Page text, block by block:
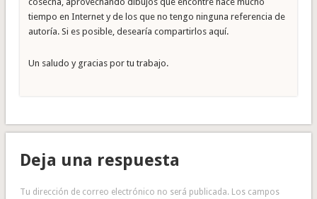
tiempo en Internet y de los que no tengo ninguna referencia de
autoría. Si es posible, desearía compartirlos aquí.
Un saludo y gracias por tu trabajo.
Deja una respuesta
Tu dirección de correo electrónico no será publicada. Los campos